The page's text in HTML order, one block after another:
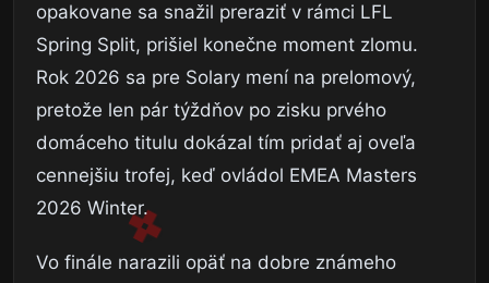
opakovane sa snažil preraziť v rámci LFL
Spring Split, prišiel konečne moment zlomu.
Rok 2026 sa pre Solary mení na prelomový,
pretože len pár týždňov po zisku prvého
domáceho titulu dokázal tím pridať aj oveľa
cennejšiu trofej, keď ovládol EMEA Masters
2026 Winter.
Vo finále narazili opäť na dobre známeho